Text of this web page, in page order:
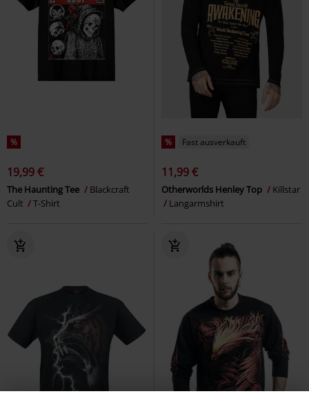
%
19,99 €
The Haunting Tee
Blackcraft
Cult
T-Shirt
% Fast ausverkauft
11,99 €
Otherworlds Henley Top
Killstar
Langarmshirt